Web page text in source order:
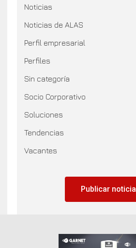
Noticias
Noticias de ALAS
Perfil empresarial
Perfiles
Sin categoría
Socio Corporativo
Soluciones
Tendencias
Vacantes
Publicar noticia